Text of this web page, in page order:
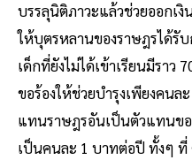
บรรลุนิติภาวะแล้วช่วยออกเ
ให้บุตรหลานของราษฎรได้รั
เด็กที่ยังไม่ได้เข้าเรียนมีราว
ขอร้องให้ช่วยบำรุงเพียงคน
แทนราษฎรอันเป็นตัวแทนข
เป็นคนละ 1 บาทต่อปี ทั้งๆ ที่